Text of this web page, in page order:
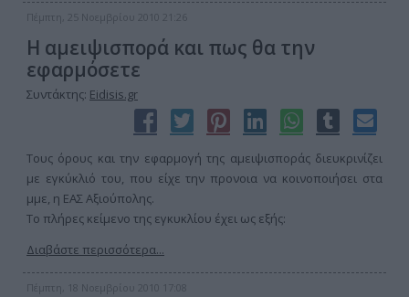
Πέμπτη, 25 Νοεμβρίου 2010 21:26
Η αμειψισπορά και πως θα την
εφαρμόσετε
Συντάκτης: Eidisis.gr
Τους όρους και την εφαρμογή της αμειψισποράς διευκρινίζει
με εγκύκλιό του, που είχε την προνοια να κοινοποιήσει στα
μμε, η ΕΑΣ Αξιούπολης.
Το πλήρες κείμενο της εγκυκλίου έχει ως εξής:
Διαβάστε περισσότερα...
Πέμπτη, 18 Νοεμβρίου 2010 17:08